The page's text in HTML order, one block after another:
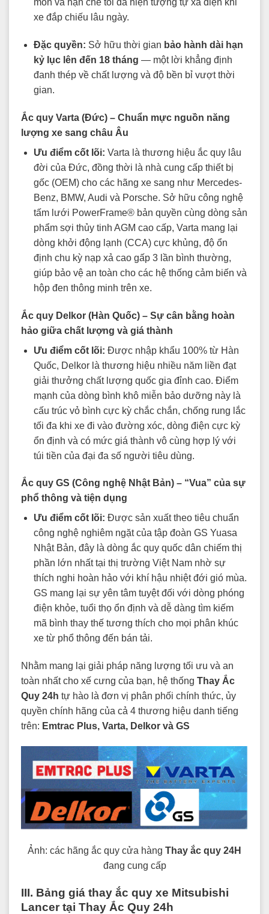
mòn và hạn chế tối đa hiện tượng tự xả điện khi
xe đắp chiếu lâu ngày.
Đặc quyền: Sở hữu thời gian bảo hành dài hạn
kỷ lục lên đến 18 tháng — một lời khẳng định
đanh thép về chất lượng và độ bền bỉ vượt thời
gian.
Ắc quy Varta (Đức) – Chuẩn mực nguồn năng
lượng xe sang châu Âu
Ưu điểm cốt lõi: Varta là thương hiệu ắc quy lâu
đời của Đức, đồng thời là nhà cung cấp thiết bị
gốc (OEM) cho các hãng xe sang như Mercedes-
Benz, BMW, Audi và Porsche. Sở hữu công nghệ
tấm lưới PowerFrame® bản quyền cùng dòng sản
phẩm sợi thủy tinh AGM cao cấp, Varta mang lại
dòng khởi động lạnh (CCA) cực khủng, độ ổn
định chu kỳ nạp xả cao gấp 3 lần bình thường,
giúp bảo vệ an toàn cho các hệ thống cảm biến và
hộp đen thông minh trên xe.
Ắc quy Delkor (Hàn Quốc) – Sự cân bằng hoàn
hảo giữa chất lượng và giá thành
Ưu điểm cốt lõi: Được nhập khẩu 100% từ Hàn
Quốc, Delkor là thương hiệu nhiều năm liền đạt
giải thưởng chất lượng quốc gia đỉnh cao. Điểm
mạnh của dòng bình khô miễn bảo dưỡng này là
cấu trúc vỏ bình cực kỳ chắc chắn, chống rung lắc
tối đa khi xe đi vào đường xóc, dòng điện cực kỳ
ổn định và có mức giá thành vô cùng hợp lý với
túi tiền của đại đa số người tiêu dùng.
Ắc quy GS (Công nghệ Nhật Bản) – “Vua” của sự
phổ thông và tiện dụng
Ưu điểm cốt lõi: Được sản xuất theo tiêu chuẩn
công nghệ nghiêm ngặt của tập đoàn GS Yuasa
Nhật Bản, đây là dòng ắc quy quốc dân chiếm thị
phần lớn nhất tại thị trường Việt Nam nhờ sự
thích nghi hoàn hảo với khí hậu nhiệt đới gió mùa.
GS mang lại sự yên tâm tuyệt đối với dòng phóng
điện khỏe, tuổi thọ ổn định và dễ dàng tìm kiếm
mã bình thay thế tương thích cho mọi phân khúc
xe từ phổ thông đến bán tải.
Nhằm mang lại giải pháp năng lượng tối ưu và an
toàn nhất cho xế cưng của bạn, hệ thống Thay Ắc
Quy 24h tự hào là đơn vị phân phối chính thức, ủy
quyền chính hãng của cả 4 thương hiệu danh tiếng
trên: Emtrac Plus, Varta, Delkor và GS
Ảnh: các hãng ắc quy cửa hàng Thay ắc quy 24H
đang cung cấp
III. Bảng giá thay ắc quy xe Mitsubishi
Lancer tại Thay Ắc Quy 24h